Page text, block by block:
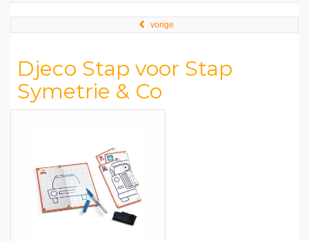
vorige
Djeco Stap voor Stap
Symetrie & Co